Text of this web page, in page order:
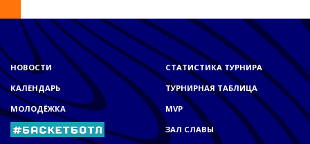
НОВОСТИ
КАЛЕНДАРЬ
МОЛОДЁЖКА
СТАТИСТИКА ТУРНИРА
ТУРНИРНАЯ ТАБЛИЦА
MVP
ЗАЛ СЛАВЫ